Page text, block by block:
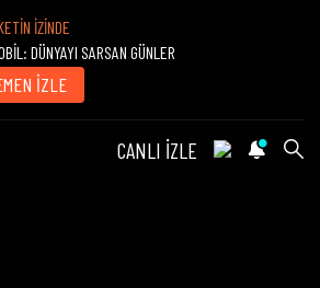
İZİNDE
DÜNYAYI SARSAN GÜNLER
İZLE
CANLI İZLE